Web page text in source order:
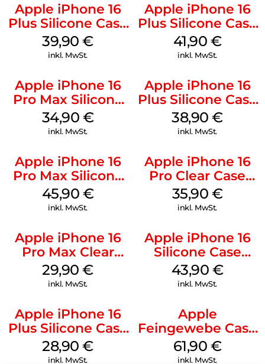
Apple iPhone 16
Plus Silicone Case
MagSafe Plum
39,90€
inkl. MwSt.
Apple iPhone 16
Plus Silicone Case
MagSafe Stone
Gray
41,90 €
inkl. MwSt.
Apple iPhone 16
Pro Max Silicone
Case MagSafe
Denim
34,90 €
inkl. MwSt.
Apple iPhone 16
Plus Silicone Case
MagSafe Denim
38,90€
inkl. MwSt.
Apple iPhone 16
Pro Max Silicone
Case MagSafe
Ultramarine
45,90 €
inkl. MwSt.
Apple iPhone 16
Pro Clear Case
MagSafe
Transparent
35,90 €
inkl. MwSt.
Apple iPhone 16
Pro Max Clear
Case MagSafe
Transparent
29,90€
inkl. MwSt.
Apple iPhone 16
Silicone Case
MagSafe Plum
43,90 €
inkl. MwSt.
Apple iPhone 16
Plus Silicone Case
MagSafe Black
28,90€
inkl. MwSt.
Apple
Feingewebe Case
iPhone 15 Pro
MagSafe Schwarz
61,90 €
inkl. MwSt.